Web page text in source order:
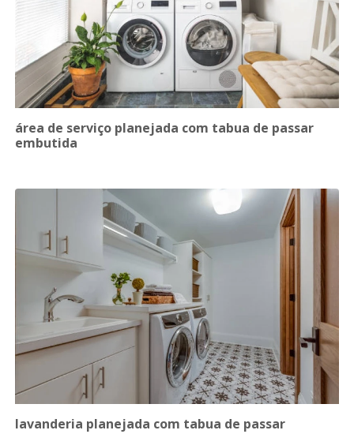
área de serviço planejada com tabua de passar
embutida
lavanderia planejada com tabua de passar